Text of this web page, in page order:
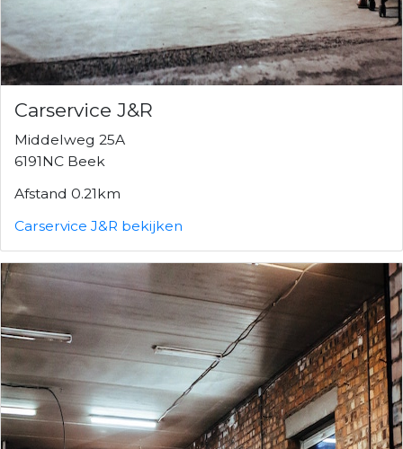
Carservice J&R
Middelweg 25A
6191NC Beek
Afstand 0.21km
Carservice J&R bekijken